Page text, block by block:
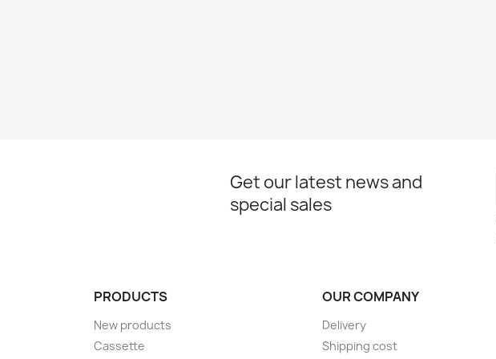
Get our latest news and
special sales
PRODUCTS
New products
Cassette
OUR COMPANY
Delivery
Shipping cost